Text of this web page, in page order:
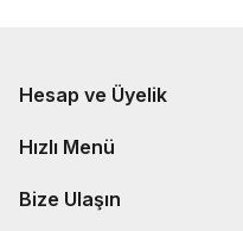
Hesap ve Üyelik
Hızlı Menü
Bize Ulaşın